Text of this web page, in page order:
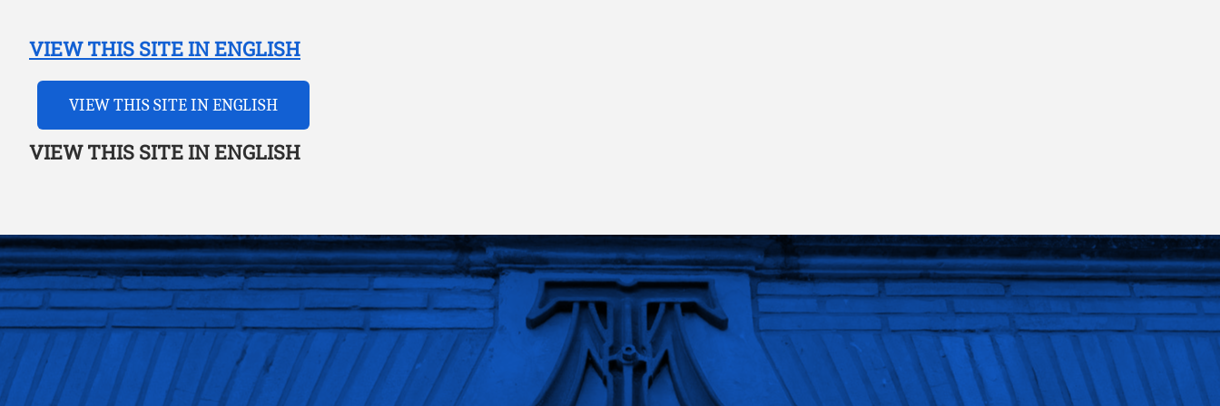
VIEW THIS SITE IN ENGLISH
VIEW THIS SITE IN ENGLISH
VIEW THIS SITE IN ENGLISH